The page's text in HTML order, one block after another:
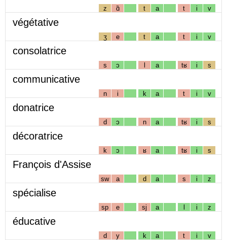
z ɑ̃ t a t i v
végétative
ʒ e t a t i v
consolatrice
s ɔ l a tʁ i s
communicative
n i k a t i v
donatrice
d ɔ n a tʁ i s
décoratrice
k ɔ ʁ a tʁ i s
François d'Assise
sw a d a s i z
spécialise
sp e sj a l i z
éducative
d y k a t i v